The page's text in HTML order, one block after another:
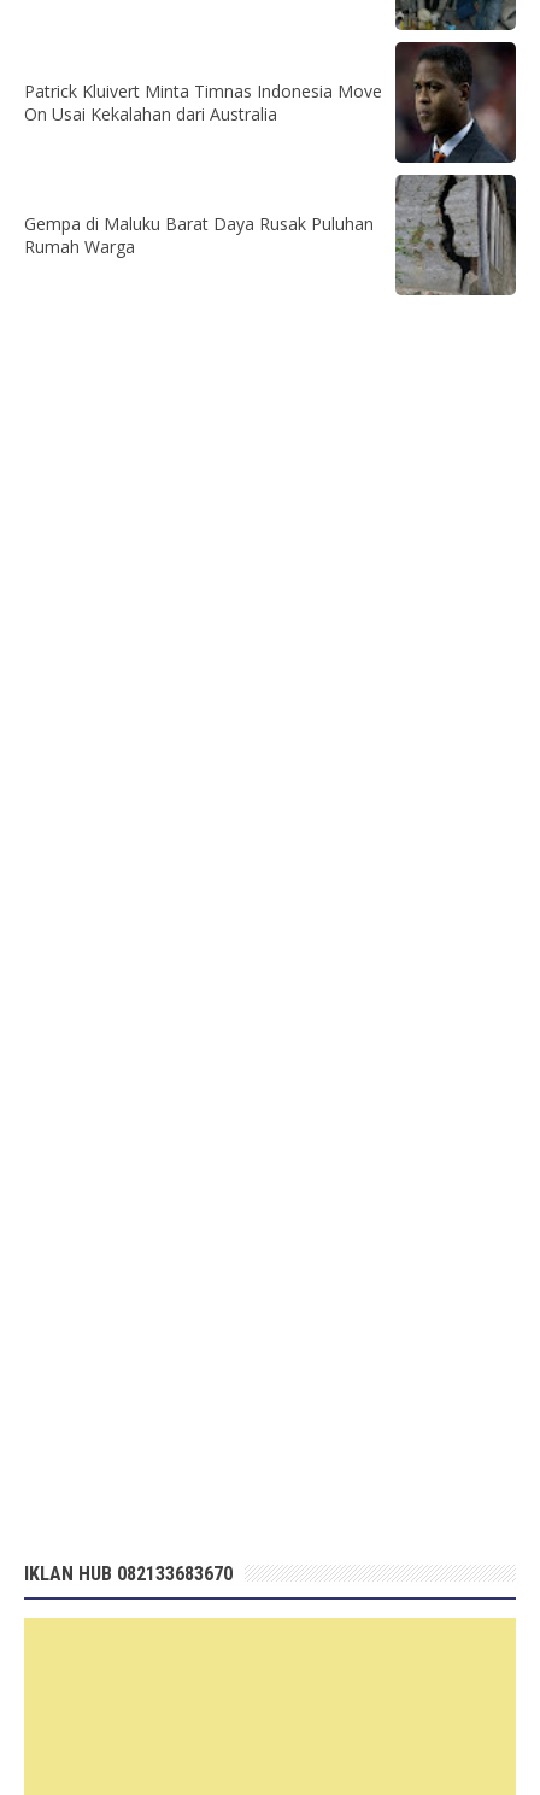
Patrick Kluivert Minta Timnas Indonesia Move
On Usai Kekalahan dari Australia
Gempa di Maluku Barat Daya Rusak Puluhan
Rumah Warga
IKLAN HUB 082133683670